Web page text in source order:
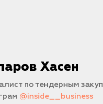
Хасен
по тендерным
@inside__business